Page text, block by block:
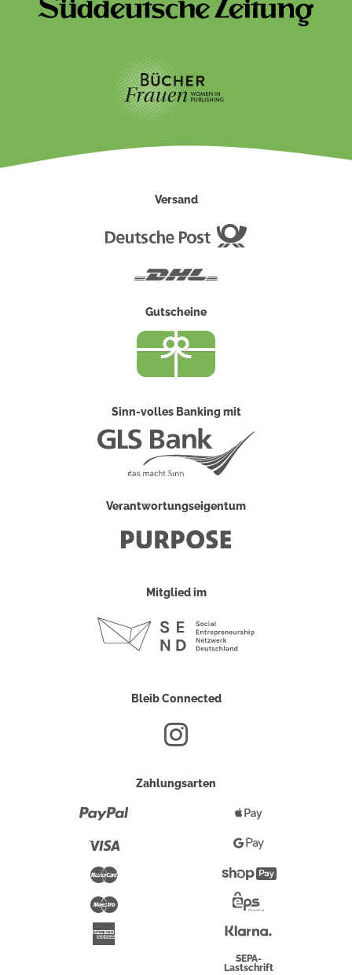
Versand
Gutscheine
Sinn-volles Banking mit
Verantwortungseigentum
Mitglied im
Bleib Connected
Zahlungsarten
Maestro
Pay
Google
Pay
Überweisung
SEPA-
Lastschrift